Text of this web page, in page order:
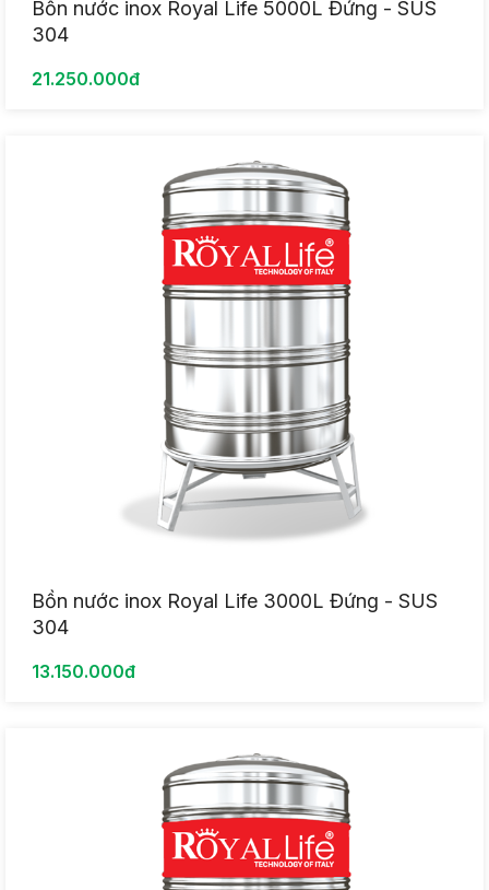
Bồn nước inox Royal Life 5000L Đứng - SUS
304
21.250.000đ
Bồn nước inox Royal Life 3000L Đứng - SUS
304
13.150.000đ